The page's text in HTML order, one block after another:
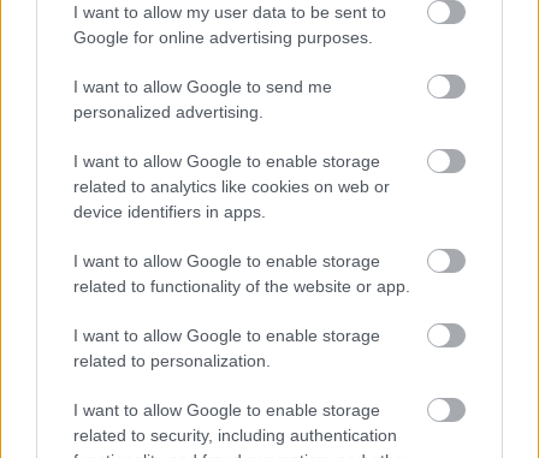
I want to allow my user data to be sent to
Google for online advertising purposes.
I want to allow Google to send me
personalized advertising.
I want to allow Google to enable storage
related to analytics like cookies on web or
device identifiers in apps.
I want to allow Google to enable storage
related to functionality of the website or app.
I want to allow Google to enable storage
related to personalization.
I want to allow Google to enable storage
related to security, including authentication
Môj dom
Čím vyčistiť pleseň v
jednoduché prípravky,
6 jednoduchých spôsobov,
ako zo šálok vyčistiť hnedý
povlak. Škvrny od kávy či
čaju zmiznú za pár minút!
KOMENTÁRE Pridať komentár